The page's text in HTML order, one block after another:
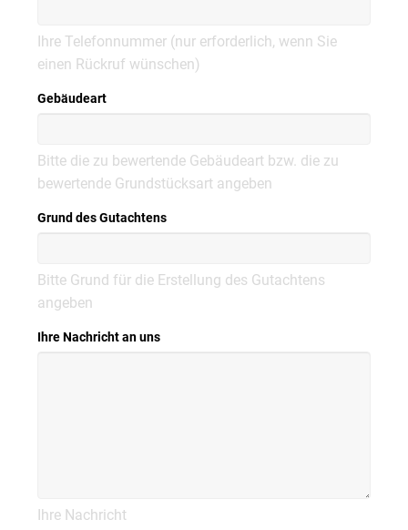
Ihre Telefonnummer (nur erforderlich, wenn Sie
einen Rückruf wünschen)
Gebäudeart
Bitte die zu bewertende Gebäudeart bzw. die zu
bewertende Grundstücksart angeben
Grund des Gutachtens
Bitte Grund für die Erstellung des Gutachtens
angeben
Ihre Nachricht an uns
Ihre Nachricht